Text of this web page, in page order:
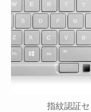
指紋認証